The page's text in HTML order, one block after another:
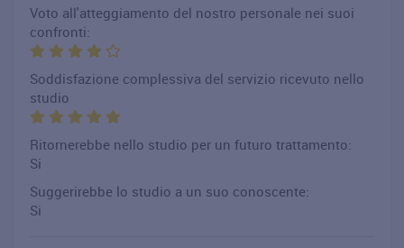
Voto all'atteggiamento del nostro personale nei suoi
confronti:
Soddisfazione complessiva del servizio ricevuto nello
studio
Ritornerebbe nello studio per un futuro trattamento:
Si
Suggerirebbe lo studio a un suo conoscente:
Si